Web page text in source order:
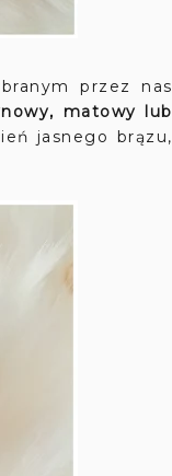
przez nas
matowy lub
jasnego brązu,